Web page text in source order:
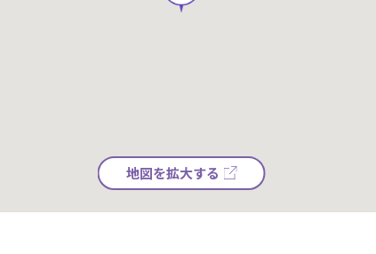
地図を拡大する